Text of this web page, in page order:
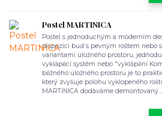
Postel MARTINICA
Postel s jednoduchým a moderním
dispozici buď s pevným roštem nebo
variantami úložného prostoru,
vyklápěcí systém nebo "vyklápění
běžného úložného prostoru je to
který zvyšuje polohu vyklopeného
MARTINICA dodáváme demontovaný...